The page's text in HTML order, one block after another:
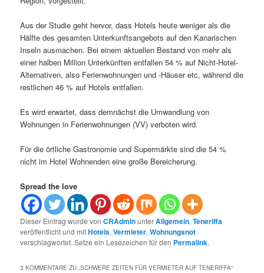
Aus der Studie geht hervor, dass Hotels heute weniger als die
Hälfte des gesamten Unterkunftsangebots auf den Kanarischen
Inseln ausmachen. Bei einem aktuellen Bestand von mehr als
einer halben Million Unterkünften entfallen 54 % auf Nicht-Hotel-
Alternativen, also Ferienwohnungen und -Häuser etc, während die
restlichen 46 % auf Hotels entfallen.
Es wird erwartet, dass demnächst die Umwandlung von
Wohnungen in Ferienwohnungen (VV) verboten wird.
Für die örtliche Gastronomie und Supermärkte sind die 54 %
nicht im Hotel Wohnenden eine große Bereicherung.
Spread the love
Dieser Eintrag wurde vonCRAdminunterAllgemein,Teneriffa
veröffentlicht und mitHotels,Vermieter,Wohnungsnot
verschlagwortet. Setze ein Lesezeichen für den Permalink.
3 KOMMENTARE ZU „SCHWERE ZEITEN FÜR VERMIETER AUF TENERIFFA“